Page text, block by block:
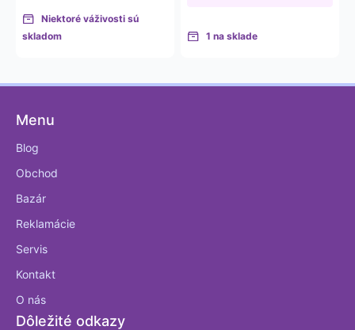
Niektoré váživosti sú
skladom
1 na sklade
Menu
Blog
Obchod
Bazár
Reklamácie
Servis
Kontakt
O nás
Dôležité odkazy